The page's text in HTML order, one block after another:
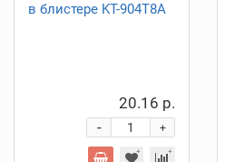
в блистере KT-904T8A
20.16 р.
+
-